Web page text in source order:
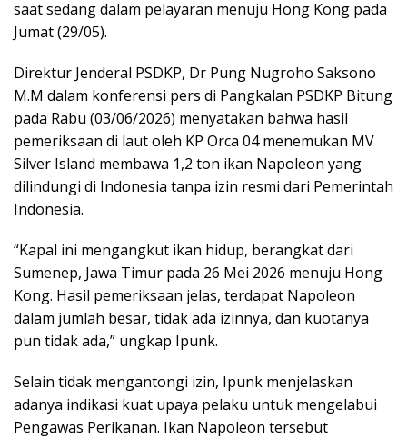
saat sedang dalam pelayaran menuju Hong Kong pada
Jumat (29/05).
Direktur Jenderal PSDKP, Dr Pung Nugroho Saksono
M.M dalam konferensi pers di Pangkalan PSDKP Bitung
pada Rabu (03/06/2026) menyatakan bahwa hasil
pemeriksaan di laut oleh KP Orca 04 menemukan MV
Silver Island membawa 1,2 ton ikan Napoleon yang
dilindungi di Indonesia tanpa izin resmi dari Pemerintah
Indonesia.
“Kapal ini mengangkut ikan hidup, berangkat dari
Sumenep, Jawa Timur pada 26 Mei 2026 menuju Hong
Kong. Hasil pemeriksaan jelas, terdapat Napoleon
dalam jumlah besar, tidak ada izinnya, dan kuotanya
pun tidak ada,” ungkap Ipunk.
Selain tidak mengantongi izin, Ipunk menjelaskan
adanya indikasi kuat upaya pelaku untuk mengelabui
Pengawas Perikanan. Ikan Napoleon tersebut